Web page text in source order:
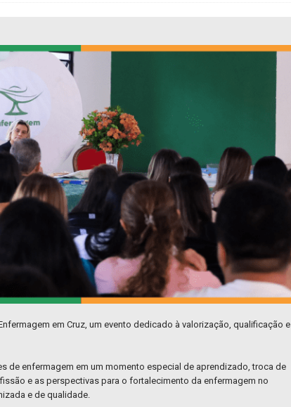
em Cruz, um evento dedicado à valorização, qualificação e
de enfermagem em um momento especial de aprendizado, troca de
e as perspectivas para o fortalecimento da enfermagem no
e de qualidade.